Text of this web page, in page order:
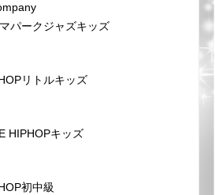
パークジャズキッズ
リトルキッズ
HIPHOPキッズ
初中級